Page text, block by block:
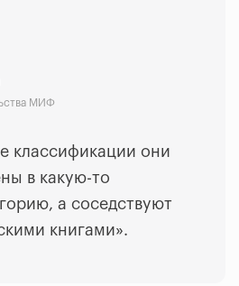
МИФ
классификации они
в какую-то
а соседствуют
книгами».